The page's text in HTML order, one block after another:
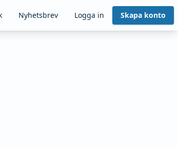
Nyhetsbrev Logga in Skapa konto